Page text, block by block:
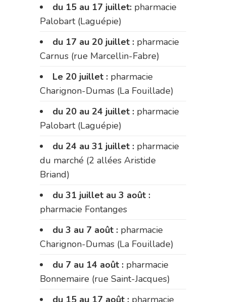
du 15 au 17 juillet: pharmacie
Palobart (Laguépie)
du 17 au 20 juillet : pharmacie
Carnus (rue Marcellin-Fabre)
Le 20 juillet : pharmacie
Charignon-Dumas (La Fouillade)
du 20 au 24 juillet : pharmacie
Palobart (Laguépie)
du 24 au 31 juillet : pharmacie
du marché (2 allées Aristide
Briand)
du 31 juillet au 3 août :
pharmacie Fontanges
du 3 au 7 août : pharmacie
Charignon-Dumas (La Fouillade)
du 7 au 14 août : pharmacie
Bonnemaire (rue Saint-Jacques)
du 15 au 17 août : pharmacie